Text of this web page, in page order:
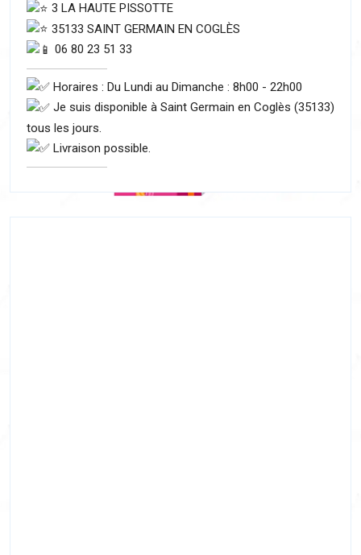
3 LA HAUTE PISSOTTE
35133 SAINT GERMAIN EN COGLÈS
06 80 23 51 33
Horaires : Du Lundi au Dimanche : 8h00 - 22h00
Je suis disponible à Saint Germain en Coglès (35133)
tous les jours.
Livraison possible.